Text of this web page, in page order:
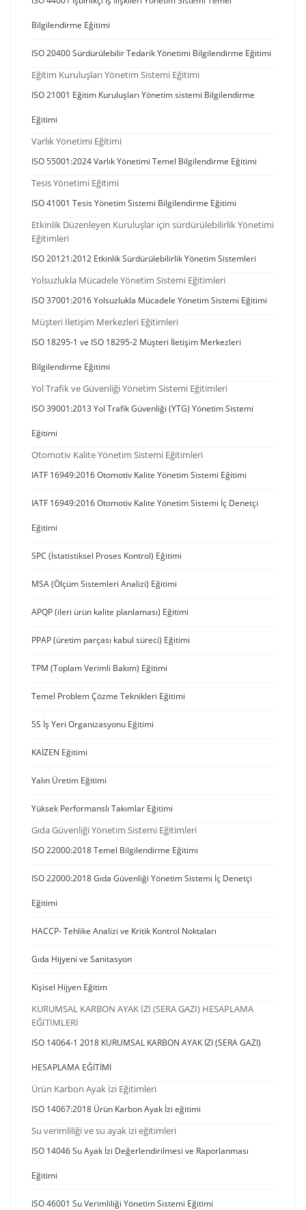
Bilgilendirme Eğitimi
ISO 20400 Sürdürülebilir Tedarik Yönetimi Bilgilendirme Eğitimi
Eğitim Kuruluşları Yönetim Sistemi Eğitimi
ISO 21001 Eğitim Kuruluşları Yönetim sistemi Bilgilendirme
Eğitimi
Varlık Yönetimi Eğitimi
ISO 55001:2024 Varlık Yönetimi Temel Bilgilendirme Eğitimi
Tesis Yönetimi Eğitimi
ISO 41001 Tesis Yönetim Sistemi Bilgilendirme Eğitimi
Etkinlik Düzenleyen Kuruluşlar için sürdürülebilirlik Yönetimi
Eğitimleri
ISO 20121:2012 Etkinlik Sürdürülebilirlik Yönetim Sistemleri
Yolsuzlukla Mücadele Yönetim Sistemi Eğitimleri
ISO 37001:2016 Yolsuzlukla Mücadele Yönetim Sistemi Eğitimi
Müşteri İletişim Merkezleri Eğitimleri
ISO 18295-1 ve ISO 18295-2 Müşteri İletişim Merkezleri
Bilgilendirme Eğitimi
Yol Trafik ve Güvenliği Yönetim Sistemi Eğitimleri
ISO 39001:2013 Yol Trafik Güvenliği (YTG) Yönetim Sistemi
Eğitimi
Otomotiv Kalite Yönetim Sistemi Eğitimleri
IATF 16949:2016 Otomotiv Kalite Yönetim Sistemi Eğitimi
IATF 16949:2016 Otomotiv Kalite Yönetim Sistemi İç Denetçi
Eğitimi
SPC (İstatistiksel Proses Kontrol) Eğitimi
MSA (Ölçüm Sistemleri Analizi) Eğitimi
APQP (ileri ürün kalite planlaması) Eğitimi
PPAP (üretim parçası kabul süreci) Eğitimi
TPM (Toplam Verimli Bakım) Eğitimi
Temel Problem Çözme Teknikleri Eğitimi
5S İş Yeri Organizasyonu Eğitimi
KAİZEN Eğitimi
Yalın Üretim Eğitimi
Yüksek Performanslı Takımlar Eğitimi
Gıda Güvenliği Yönetim Sistemi Eğitimleri
ISO 22000:2018 Temel Bilgilendirme Eğitimi
ISO 22000:2018 Gıda Güvenliği Yönetim Sistemi İç Denetçi
Eğitimi
HACCP- Tehlike Analizi ve Kritik Kontrol Noktaları
Gıda Hijyeni ve Sanitasyon
Kişisel Hijyen Eğitim
KURUMSAL KARBON AYAK İZİ (SERA GAZI) HESAPLAMA
EĞİTİMLERİ
ISO 14064-1 2018 KURUMSAL KARBON AYAK İZİ (SERA GAZI)
HESAPLAMA EĞİTİMİ
Ürün Karbon Ayak İzi Eğitimleri
ISO 14067:2018 Ürün Karbon Ayak İzi eğitimi
Su verimliliği ve su ayak izi eğitimleri
ISO 14046 Su Ayak İzi Değerlendirilmesi ve Raporlanması
Eğitimi
ISO 46001 Su Verimliliği Yönetim Sistemi Eğitimi